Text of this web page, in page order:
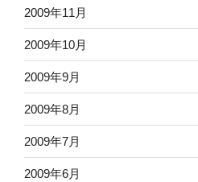
2009年11月
2009年10月
2009年9月
2009年8月
2009年7月
2009年6月